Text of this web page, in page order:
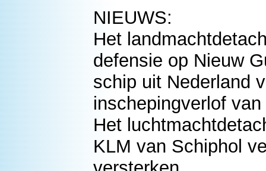
NIEUWS:
Het
defensie op Nieuw
schip uit Nederland
inschepingverlof
Het
KLM van Schiphol